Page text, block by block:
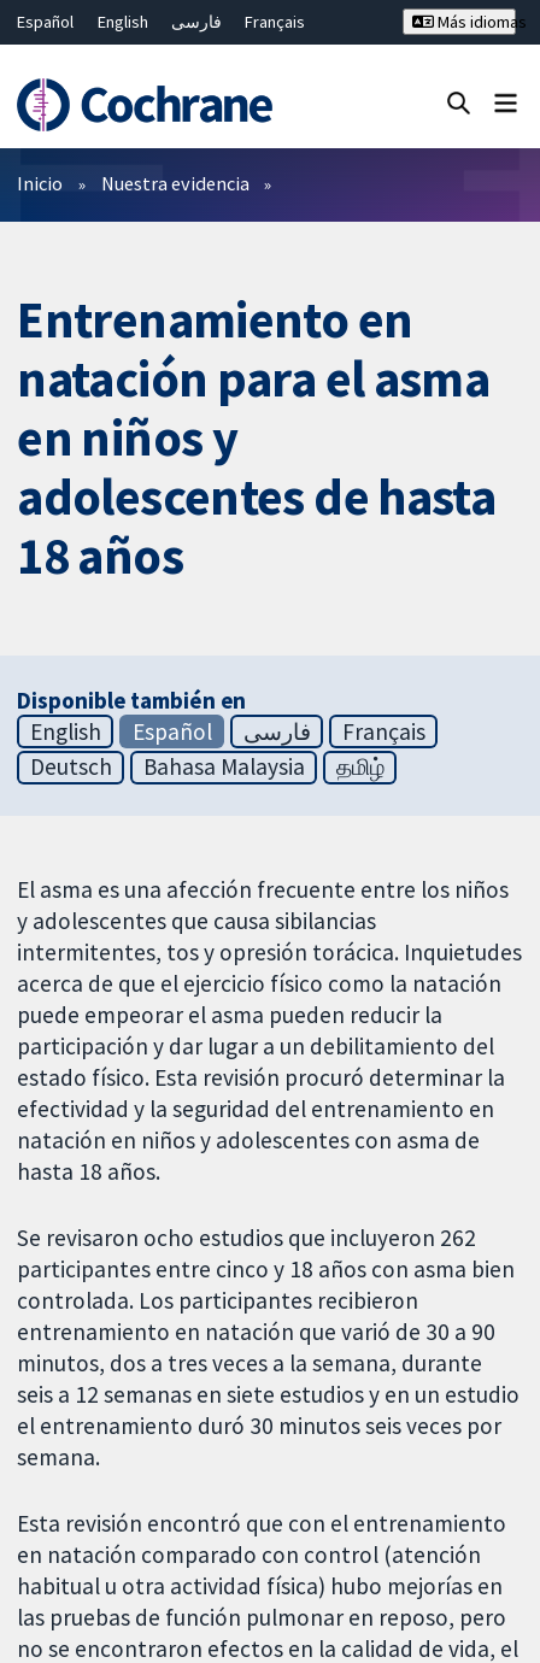
Español English فارسی
Français
Bahasa Malaysia
ไทย 繁體中文
Más idiomas
Filtros
Inicio Nuestra evidencia
Entrenamiento en
natación para el asma
en niños y
adolescentes de hasta
18 años
Disponible también en
English
Español فارسی
Français
Deutsch
Bahasa Malaysia தமிழ்
El asma es una afección frecuente entre los niños
y adolescentes que causa sibilancias
intermitentes, tos y opresión torácica. Inquietudes
acerca de que el ejercicio físico como la natación
puede empeorar el asma pueden reducir la
participación y dar lugar a un debilitamiento del
estado físico. Esta revisión procuró determinar la
efectividad y la seguridad del entrenamiento en
natación en niños y adolescentes con asma de
hasta 18 años.
Se revisaron ocho estudios que incluyeron 262
participantes entre cinco y 18 años con asma bien
controlada. Los participantes recibieron
entrenamiento en natación que varió de 30 a 90
minutos, dos a tres veces a la semana, durante
seis a 12 semanas en siete estudios y en un estudio
el entrenamiento duró 30 minutos seis veces por
semana.
Esta revisión encontró que con el entrenamiento
en natación comparado con control (atención
habitual u otra actividad física) hubo mejorías en
las pruebas de función pulmonar en reposo, pero
no se encontraron efectos en la calidad de vida, el